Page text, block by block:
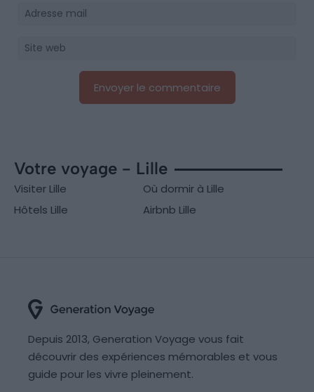
Votre voyage - Lille
Visiter Lille
Où dormir à Lille
Hôtels Lille
Airbnb Lille
Depuis 2013, Generation Voyage vous fait
découvrir des expériences mémorables et vous
guide pour les vivre pleinement.